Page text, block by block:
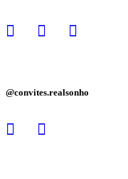
@convites.realsonho